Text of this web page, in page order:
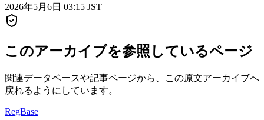
2026年5月6日 03:15 JST
このアーカイブを参照しているページ
関連データベースや記事ページから、この原文アーカイブへ
戻れるようにしています。
RegBase